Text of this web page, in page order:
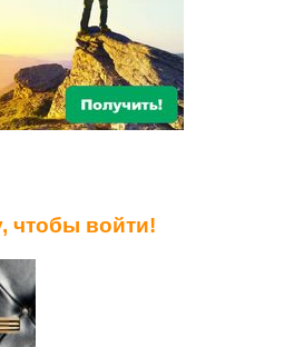
чтобы войти!